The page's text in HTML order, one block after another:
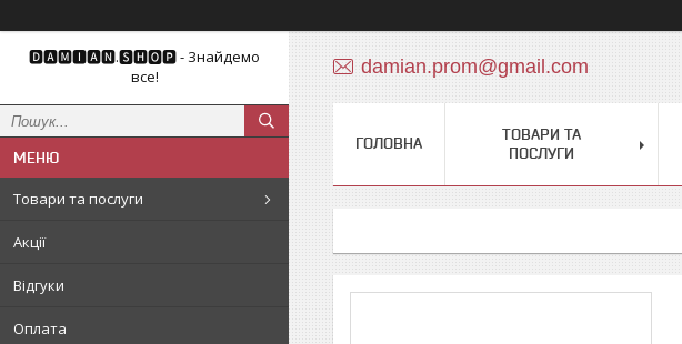
🅳🅰🅼🅸🅰🅽.🆂🅷🅾🅿 - Знайдемо
все!
Товари та послуги
Акції
Відгуки
Оплата
damian.prom@gmail.com
ГОЛОВНА
ТОВАРИ ТА
ПОСЛУГИ